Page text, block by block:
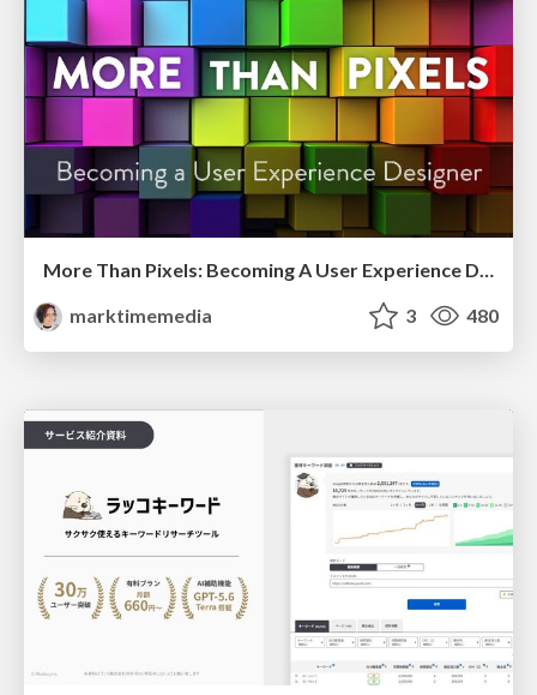
More Than Pixels: Becoming A User Experience Designer
marktimemedia
3 480